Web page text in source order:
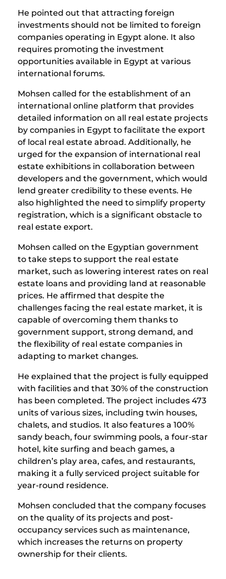
He pointed out that attracting foreign
investments should not be limited to foreign
companies operating in Egypt alone. It also
requires promoting the investment
opportunities available in Egypt at various
international forums.
Mohsen called for the establishment of an
international online platform that provides
detailed information on all real estate projects
by companies in Egypt to facilitate the export
of local real estate abroad. Additionally, he
urged for the expansion of international real
estate exhibitions in collaboration between
developers and the government, which would
lend greater credibility to these events. He
also highlighted the need to simplify property
registration, which is a significant obstacle to
real estate export.
Mohsen called on the Egyptian government
to take steps to support the real estate
market, such as lowering interest rates on real
estate loans and providing land at reasonable
prices. He affirmed that despite the
challenges facing the real estate market, it is
capable of overcoming them thanks to
government support, strong demand, and
the flexibility of real estate companies in
adapting to market changes.
He explained that the project is fully equipped
with facilities and that 30% of the construction
has been completed. The project includes 473
units of various sizes, including twin houses,
chalets, and studios. It also features a 100%
sandy beach, four swimming pools, a four-star
hotel, kite surfing and beach games, a
children’s play area, cafes, and restaurants,
making it a fully serviced project suitable for
year-round residence.
Mohsen concluded that the company focuses
on the quality of its projects and post-
occupancy services such as maintenance,
which increases the returns on property
ownership for their clients.